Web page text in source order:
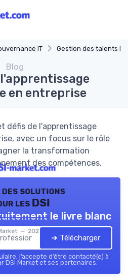
IT Gestion des talents IT
Blog
en entreprise
défis de l'apprentissage
avec un focus sur le rôle
la transformation
des compétences.
des solutions
les DSI
— 2026
le livre blanc
➔ Télécharger
j’accepte d’être contacté(e) à
DSI Market et ses partenaires.